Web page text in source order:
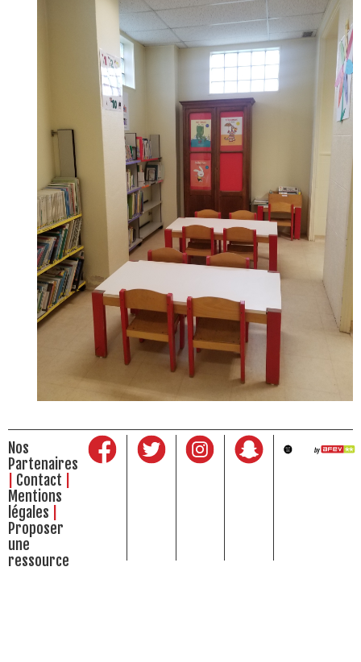
Nos
Partenaires
Contact
Mentions
légales
Proposer
une
ressource